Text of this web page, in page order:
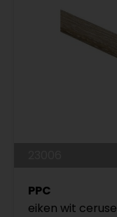
PPC
eiken wit ceruse